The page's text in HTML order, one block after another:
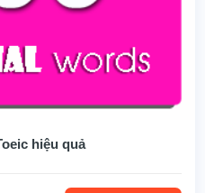
hiệu quả